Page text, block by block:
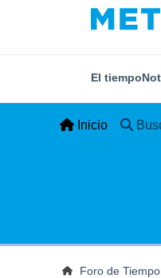
El tiempo
Inicio
Foro de